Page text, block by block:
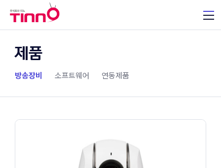
제품
방송장비 소프트웨어 연동제품